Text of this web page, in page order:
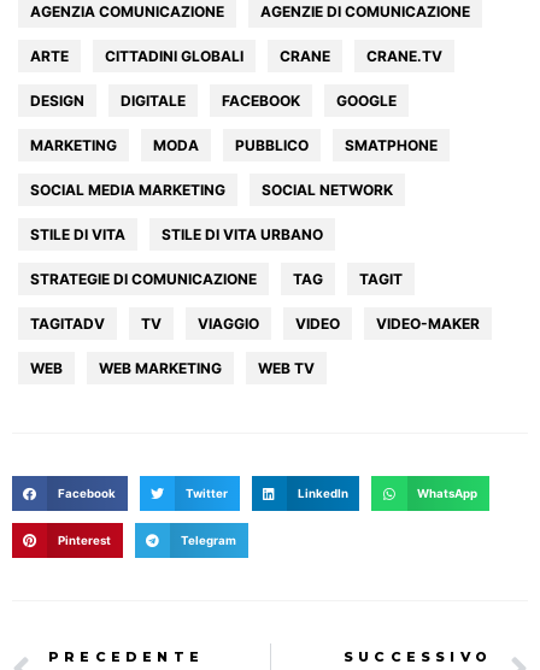
AGENZIA COMUNICAZIONE AGENZIE DI COMUNICAZIONE
ARTE CITTADINI GLOBALI CRANE CRANE.TV
DESIGN DIGITALE FACEBOOK GOOGLE
MARKETING MODA PUBBLICO SMATPHONE
SOCIAL MEDIA MARKETING SOCIAL NETWORK
STILE DI VITA STILE DI VITA URBANO
STRATEGIE DI COMUNICAZIONE TAG TAGIT
TAGITADV TV VIAGGIO VIDEO VIDEO-MAKER
WEB WEB MARKETING WEB TV
Facebook Twitter LinkedIn WhatsApp
Pinterest Telegram
PRECEDENTE SUCCESSIVO